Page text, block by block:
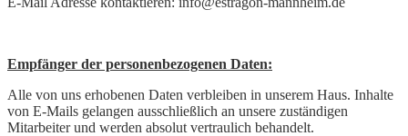
Empfänger der personenbezogenen Daten:
Alle von uns erhobenen Daten verbleiben in unserem Haus. Inhalte
von E-Mails gelangen ausschließlich an unsere zuständigen
Mitarbeiter und werden absolut vertraulich behandelt.